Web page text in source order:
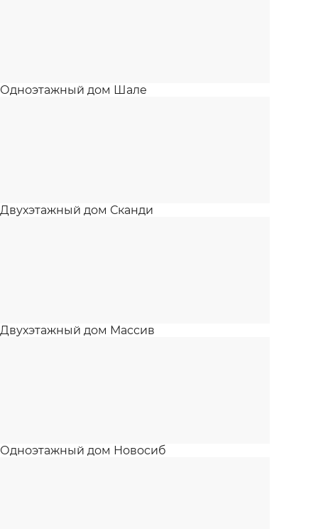
Одноэтажный дом Шале
Двухэтажный дом Сканди
Двухэтажный дом Массив
Одноэтажный дом Новосиб